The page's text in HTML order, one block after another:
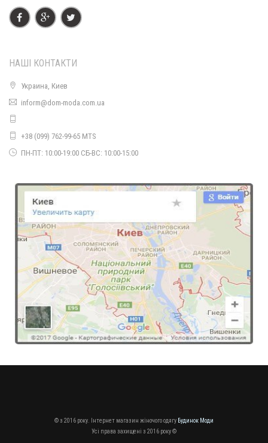
Тепла трикотажна туніка для повних
720.00грн.
Трикотажна туніка для повних
580.00грн.
НАШІ КОНТАКТИ
Украина, Киев
inform@dom-moda.com.ua
+38 (099) 762-99-65 MTS
ПН-ПТ: 10:00-19:00 СБ-ВС: 10:00-15:00
© з 2016 року. Інтернет магазин жіночого одягу Будинок Моди
Усі права захищені з 2016 року ©